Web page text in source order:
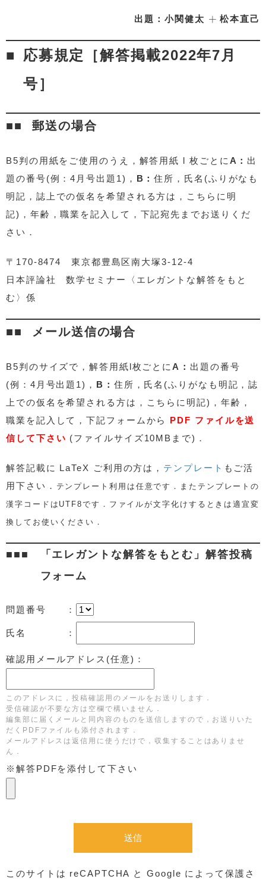
出題：小関健太 +
+ 松本直己
応募規定［解答掲載2022年7月
号］
郵送の場合
B5判の用紙をご使用のうえ，解答用紙 l 枚ごとに A： 出
題の番号(例：4月号出題1)， B：住所，氏名(ふりがなも
明記，誌上での仮名を希望される方は，こちらに明
記)，年齢，職業を記入して，下記宛先までお送りくだ
さい．
〒170-8474 東京都豊島区南大塚3-12-4
日本評論社 数学セミナー〈エレガントな解答をもと
む〉係
メール送信の場合
B5判のサイズで，解答用紙l枚ごとにA： 出題の番号
(例：4月号出題1)， B： 住所，氏名(ふりがなも明記，誌
上での仮名を希望される方は，こちらに明記)，年齢，
職業を記入して，下記フォームから PDF ファイルを送
信して下さい (ファイルサイズ10MBまで)．
解答記載に LaTeX ご利用の方は， テンプレート もご活
用下さい． テンプレート利用は任意です．またテンプレートの
漢字コードはUTF8です．ファイルが文字化けするときは適宜変
換してお使いください．
「エレガントな解答をもとむ」解答投稿
フォーム
問題番号 ：
氏名 ：
確認用メールアドレス(任意)：
このアドレスに，投稿確認用のメールをお送りします．
受信確認が不要な方は空欄で構いません．
編集部に届くメールと同内容のものを送信しますので，お送りいた
だくPDFファイルも添付されます．
メールアドレスは返信用に使うだけで，収集することはありませ
ん．
※解答PDFを添付して下さい
このサイトは reCAPTCHA と Google によって保護さ